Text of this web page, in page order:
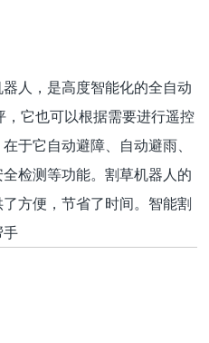
人，是高度智能化的全自动
它也可以根据需要进行遥控
于它自动避障、自动避雨、
检测等功能。割草机器人的
方便，节省了时间。智能割
手